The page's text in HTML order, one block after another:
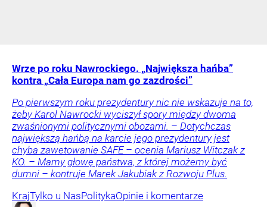
Wrze po roku Nawrockiego. „Największa hańba”
kontra „Cała Europa nam go zazdrości”
Po pierwszym roku prezydentury nic nie wskazuje na to,
żeby Karol Nawrocki wyciszył spory między dwoma
zwaśnionymi politycznymi obozami. – Dotychczas
największą hańbą na karcie jego prezydentury jest
chyba zawetowanie SAFE – ocenia Mariusz Witczak z
KO. – Mamy głowę państwa, z której możemy być
dumni – kontruje Marek Jakubiak z Rozwoju Plus.
KrajTylko u NasPolitykaOpinie i komentarze